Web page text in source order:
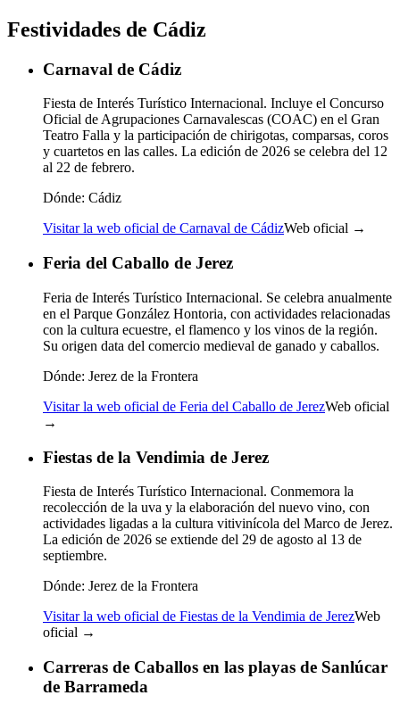
Festividades de Cádiz
Carnaval de Cádiz
Fiesta de Interés Turístico Internacional. Incluye el Concurso
Oficial de Agrupaciones Carnavalescas (COAC) en el Gran
Teatro Falla y la participación de chirigotas, comparsas, coros
y cuartetos en las calles. La edición de 2026 se celebra del 12
al 22 de febrero.
Dónde: Cádiz
Visitar la web oficial de Carnaval de CádizWeb oficial →
Feria del Caballo de Jerez
Feria de Interés Turístico Internacional. Se celebra anualmente
en el Parque González Hontoria, con actividades relacionadas
con la cultura ecuestre, el flamenco y los vinos de la región.
Su origen data del comercio medieval de ganado y caballos.
Dónde: Jerez de la Frontera
Visitar la web oficial de Feria del Caballo de JerezWeb oficial
→
Fiestas de la Vendimia de Jerez
Fiesta de Interés Turístico Internacional. Conmemora la
recolección de la uva y la elaboración del nuevo vino, con
actividades ligadas a la cultura vitivinícola del Marco de Jerez.
La edición de 2026 se extiende del 29 de agosto al 13 de
septiembre.
Dónde: Jerez de la Frontera
Visitar la web oficial de Fiestas de la Vendimia de JerezWeb
oficial →
Carreras de Caballos en las playas de Sanlúcar
de Barrameda